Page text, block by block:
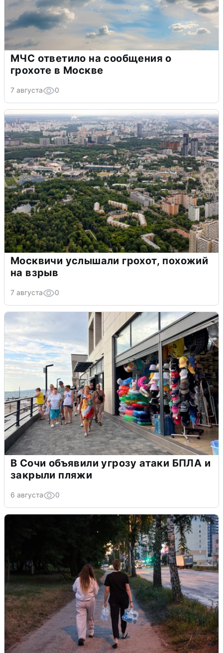
МЧС ответило на сообщения о
грохоте в Москве
7 августа 0
Москвичи услышали грохот, похожий
на взрыв
7 августа 0
В Сочи объявили угрозу атаки БПЛА и
закрыли пляжи
6 августа 0